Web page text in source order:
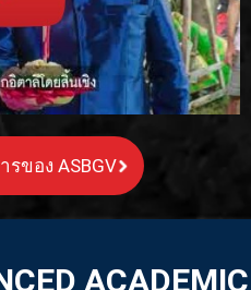
ของ ASBGV
ACADEMIC